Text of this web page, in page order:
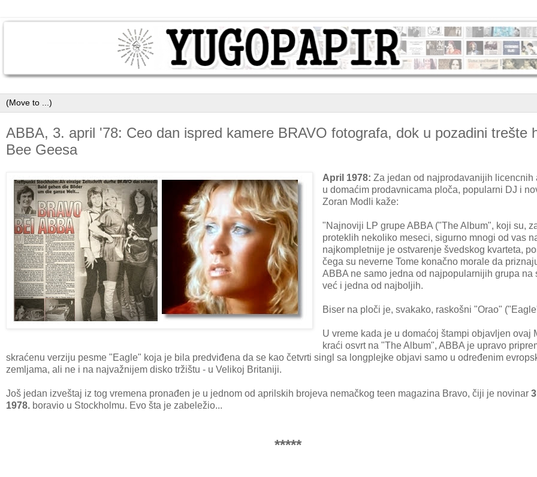
ABBA, 3. april '78: Ceo dan ispred kamere BRAVO fotografa, dok u pozadini trešte
Bee Geesa
April 1978: Za jedan od najprodavanijih licencnih
u domaćim prodavnicama ploča, popularni DJ i
Zoran Modli kaže:
"Najnoviji LP grupe ABBA ("The Album", koji su,
proteklih nekoliko meseci, sigurno mnogi od vas
najkompletnije je ostvarenje švedskog kvarteta,
čega su neverne Tome konačno morale da
ABBA ne samo jedna od najpopularnijih grupa na
već i jedna od najboljih.
Biser na ploči je, svakako, raskošni "Orao"
U vreme kada je u domaćoj štampi objavljen ovaj
kraći osvrt na "The Album", ABBA je upravo
skraćenu verziju pesme "Eagle" koja je bila predviđena da se kao četvrti singl sa longplejke objavi samo u određenim
zemljama, ali ne i na najvažnijem disko tržištu - u Velikoj Britaniji.
Još jedan izveštaj iz tog vremena pronađen je u jednom od aprilskih brojeva nemačkog teen magazina Bravo, čiji je novinar
1978. boravio u Stockholmu. Evo šta je zabeležio...
*****